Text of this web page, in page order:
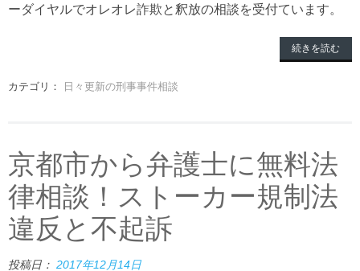
ーダイヤルでオレオレ詐欺と釈放の相談を受付ています。
続きを読む
カテゴリ： 日々更新の刑事事件相談
京都市から弁護士に無料法
律相談！ストーカー規制法
違反と不起訴
投稿日： 2017年12月14日